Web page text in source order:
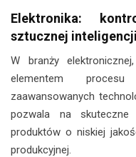
Elektronika:
sztucznej inteligencji
W branży
elementem procesu
zaawansowanych
pozwala na skuteczne
produktów o niskiej
produkcyjnej.